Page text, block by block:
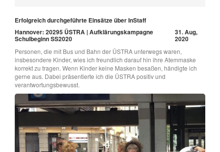
Erfolgreich durchgeführte Einsätze über InStaff
Hannover: 20295 ÜSTRA | Aufklärungskampagne
Schulbeginn SS2020
31. Aug,
2020
Personen, die mit Bus und Bahn der ÜSTRA unterwegs waren,
insbesondere Kinder, wies ich freundlich darauf hin ihre Atemmaske
korrekt zu tragen. Wenn Kinder keine Masken besaßen, händigte ich
gerne aus. Dabei präsentierte ich die ÜSTRA positiv und
verantwortungsbewusst.